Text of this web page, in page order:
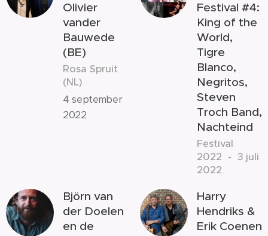
Olivier
vander
Bauwede
(BE)
Rosa Spruit
(NL)
4 september
2022
Festival #4:
King of the
World,
Tigre
Blanco,
Negritos,
Steven
Troch Band,
Nachteind
Festival
2022 - 3 juli
2022
Björn van
der Doelen
en de
Harry
Hendriks &
Erik Coenen